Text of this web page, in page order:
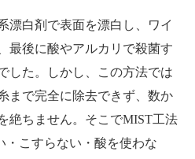
漂白剤で表面を漂白し、ワイ
最後に酸やアルカリで殺菌す
た。しかし、この方法では
まで完全に除去できず、数か
絶ちません。そこでMIST工法
こすらない・酸を使わな